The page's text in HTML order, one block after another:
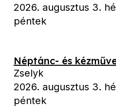
2026. augusztus 3.
péntek
Néptánc- és
Zselyk
2026. augusztus 3.
péntek